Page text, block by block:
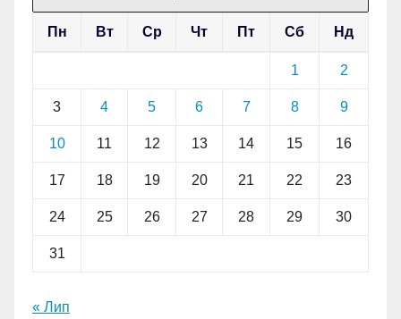
Пн Вт Ср Чт Пт Сб Нд
1 2
3 4 5 6 7 8 9
10 11 12 13 14 15 16
17 18 19 20 21 22 23
24 25 26 27 28 29 30
31
« Лип